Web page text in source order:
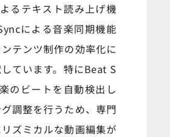
るテキスト読み上げ機
による音楽同期機能
テンツ制作の効率化に
ています。特にBeat S
のビートを自動検出し
調整を行うため、専門
ズミカルな動画編集が